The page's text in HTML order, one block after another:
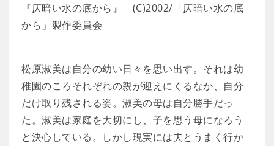
『仄暗い水の底から』 (C)2002/「仄暗い水の底
から」製作委員会
松原淑美は自分の幼い日々を思い出す。それは幼
稚園のころそれぞれの親が迎えにくるなか、自分
だけ取り残される姿。淑美の母は自分勝手だっ
た。淑美は家庭を大切にし、子を思う母になろう
と決心している。しかし現実には夫とうまく行か